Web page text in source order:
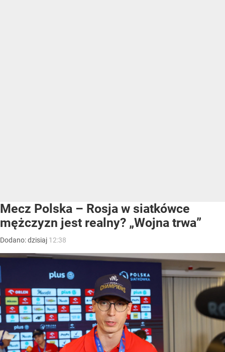
Mecz Polska – Rosja w siatkówce
mężczyzn jest realny? „Wojna trwa”
Dodano:dzisiaj 12:38